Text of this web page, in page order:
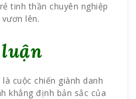
tinh thần chuyên nghiệp
lên.
cuộc chiến giành danh
khẳng định bản sắc của